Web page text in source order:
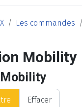
Les commandes
Mobility
Effacer